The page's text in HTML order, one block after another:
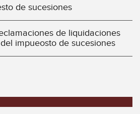
de sucesiones
de liquidaciones
impueosto de sucesiones